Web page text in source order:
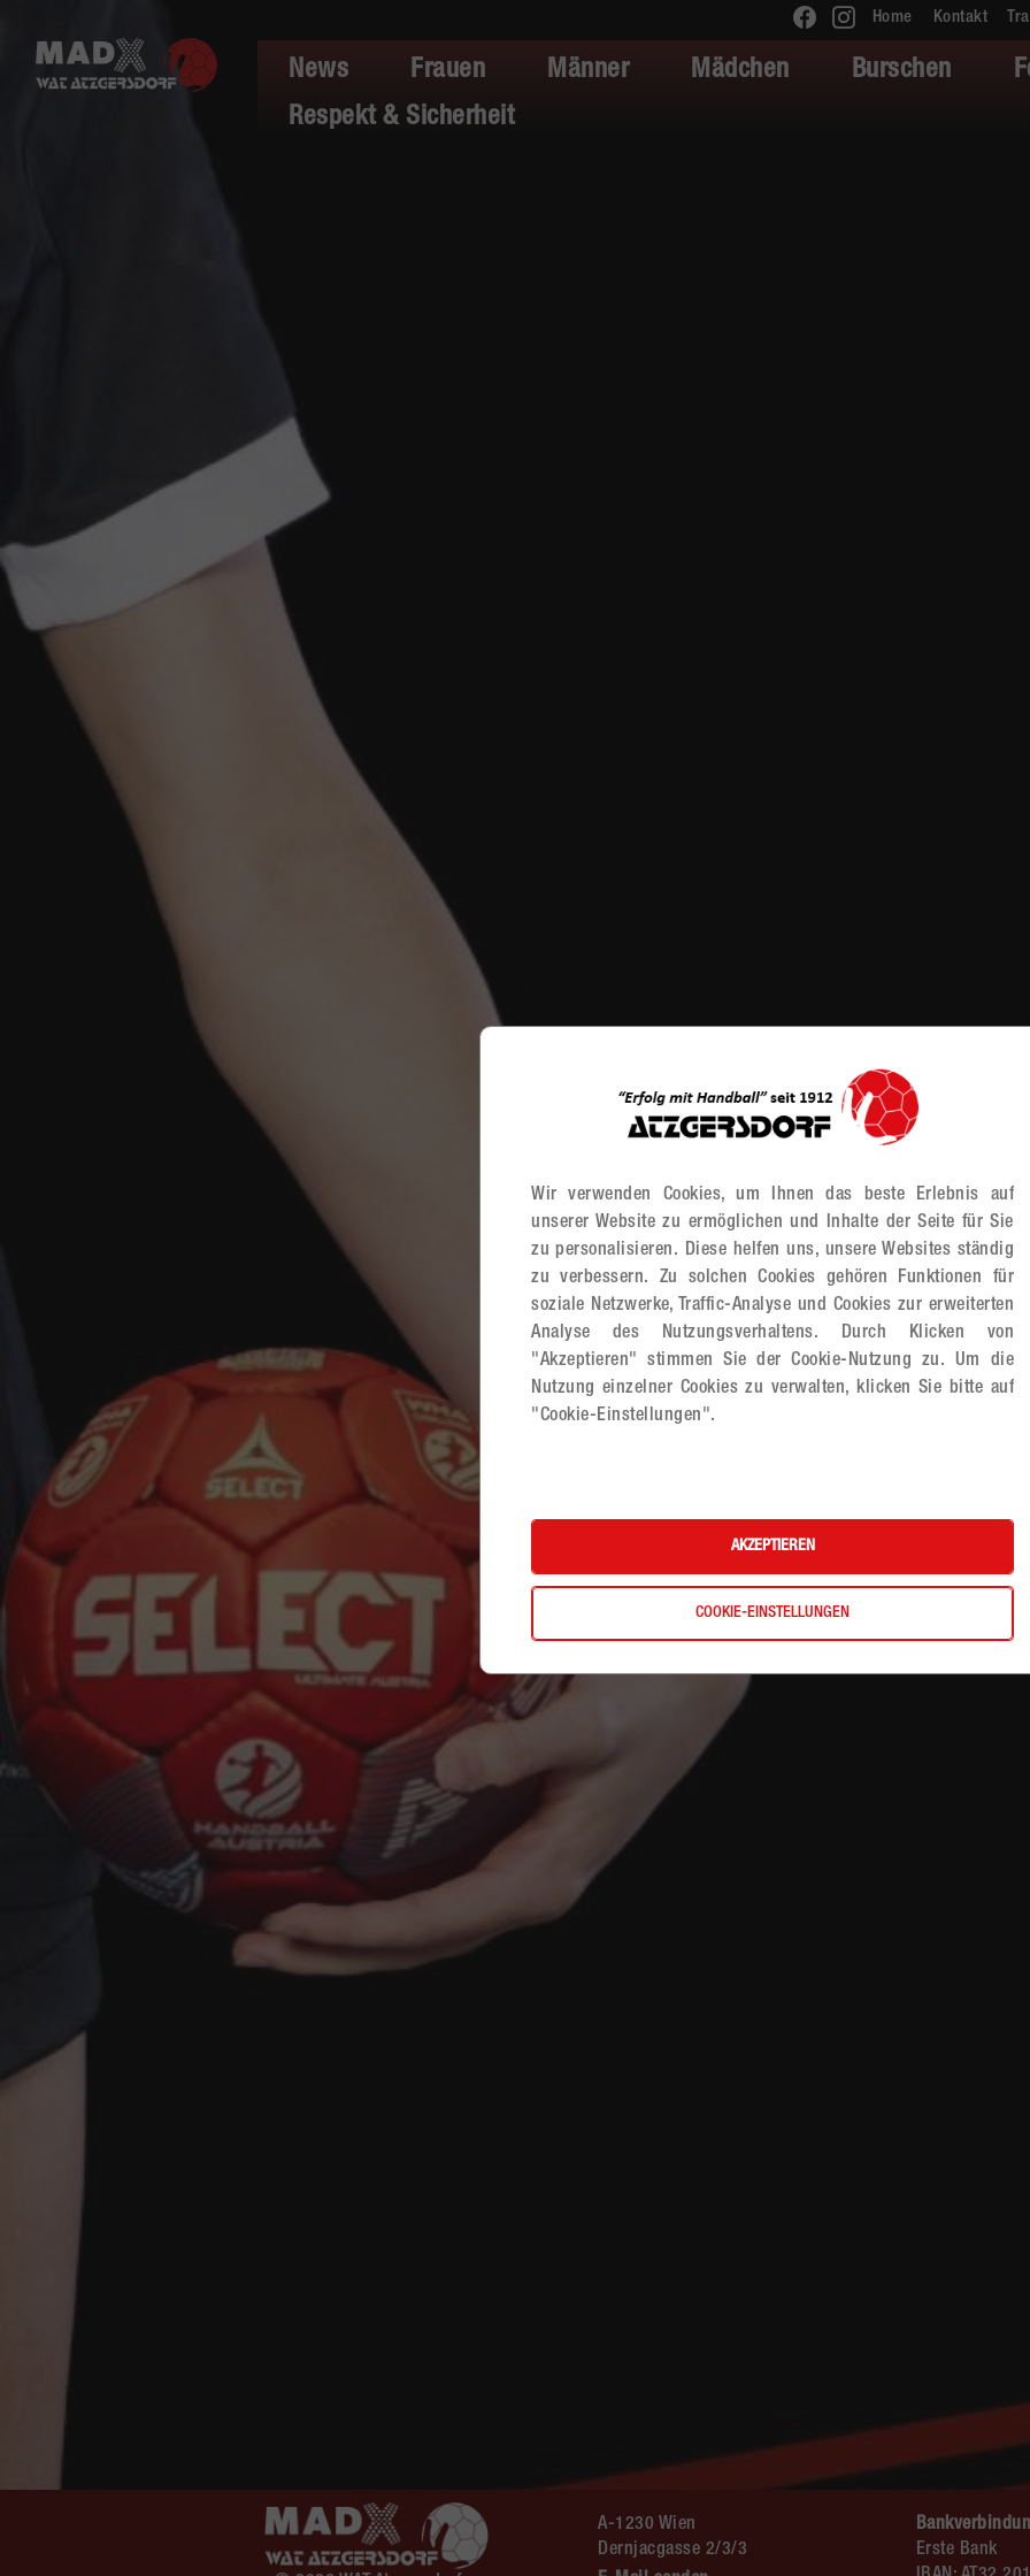
Home Kontakt
News Frauen Männer Mädchen Burschen
Respekt & Sicherheit
A-1230 Wien
Dernjacgasse 2/3/3
Erste Bank
Wir verwenden Cookies, um Ihnen das beste Erlebnis auf
unserer Website zu ermöglichen und Inhalte der Seite für Sie
zu personalisieren. Diese helfen uns, unsere Websites ständig
zu verbessern. Zu solchen Cookies gehören Funktionen für
soziale Netzwerke, Traffic-Analyse und Cookies zur erweiterten
Analyse des Nutzungsverhaltens. Durch Klicken von
"Akzeptieren" stimmen Sie der Cookie-Nutzung zu. Um die
Nutzung einzelner Cookies zu verwalten, klicken Sie bitte auf
"Cookie-Einstellungen".
AKZEPTIEREN
COOKIE-EINSTELLUNGEN